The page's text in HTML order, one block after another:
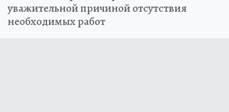
уважительной причиной отсутствия
необходимых работ